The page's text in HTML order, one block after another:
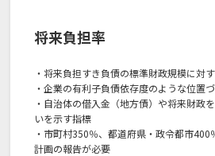
将来負担率
・将来負担すき負債の標準財政規模に対
・企業の有利子負債依存度のような位置
・自治体の借入金（地方債）や将来財政
いを示す指標
・市町村350％、都道府県・政令都市400
計画の報告が必要